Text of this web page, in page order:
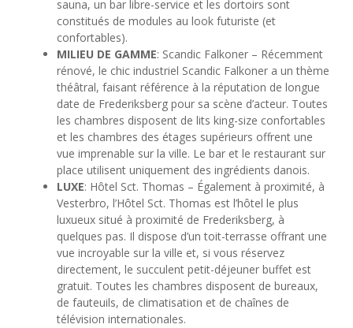
sauna, un bar libre-service et les dortoirs sont
constitués de modules au look futuriste (et
confortables).
MILIEU DE GAMME: Scandic Falkoner – Récemment
rénové, le chic industriel Scandic Falkoner a un thème
théâtral, faisant référence à la réputation de longue
date de Frederiksberg pour sa scène d’acteur. Toutes
les chambres disposent de lits king-size confortables
et les chambres des étages supérieurs offrent une
vue imprenable sur la ville. Le bar et le restaurant sur
place utilisent uniquement des ingrédients danois.
LUXE: Hôtel Sct. Thomas – Également à proximité, à
Vesterbro, l’Hôtel Sct. Thomas est l’hôtel le plus
luxueux situé à proximité de Frederiksberg, à
quelques pas. Il dispose d’un toit-terrasse offrant une
vue incroyable sur la ville et, si vous réservez
directement, le succulent petit-déjeuner buffet est
gratuit. Toutes les chambres disposent de bureaux,
de fauteuils, de climatisation et de chaînes de
télévision internationales.